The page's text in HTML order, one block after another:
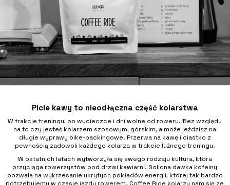
Picie kawy to nieodłączna część kolarstwa
W trakcie treningu, po wycieczce i dni wolne od roweru. Bez względu
na to czy jesteś kolarzem szosowym, górskim, a może jeździsz na
długie wyprawy bike-packingowe. Przerwa na kawę i ciastko z
pewnością zadowoli każdego kolarza w trakcie luźnego treningu.
W ostatnich latach wytworzyła się swego rodzaju kultura, która
przyciąga rowerzystów pod drzwi kawiarni. Solidna dawka kofeiny
pozwala na wykrzesanie ukrytych pokładów energii, której tak bardzo
potrzebujemy w czasie jazdy rowerem. Coffee Ride kojarzy nam się ze